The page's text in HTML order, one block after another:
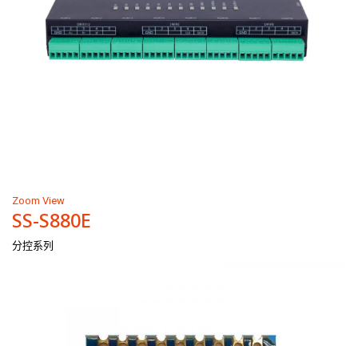
Zoom View
SS-S880E
分控系列